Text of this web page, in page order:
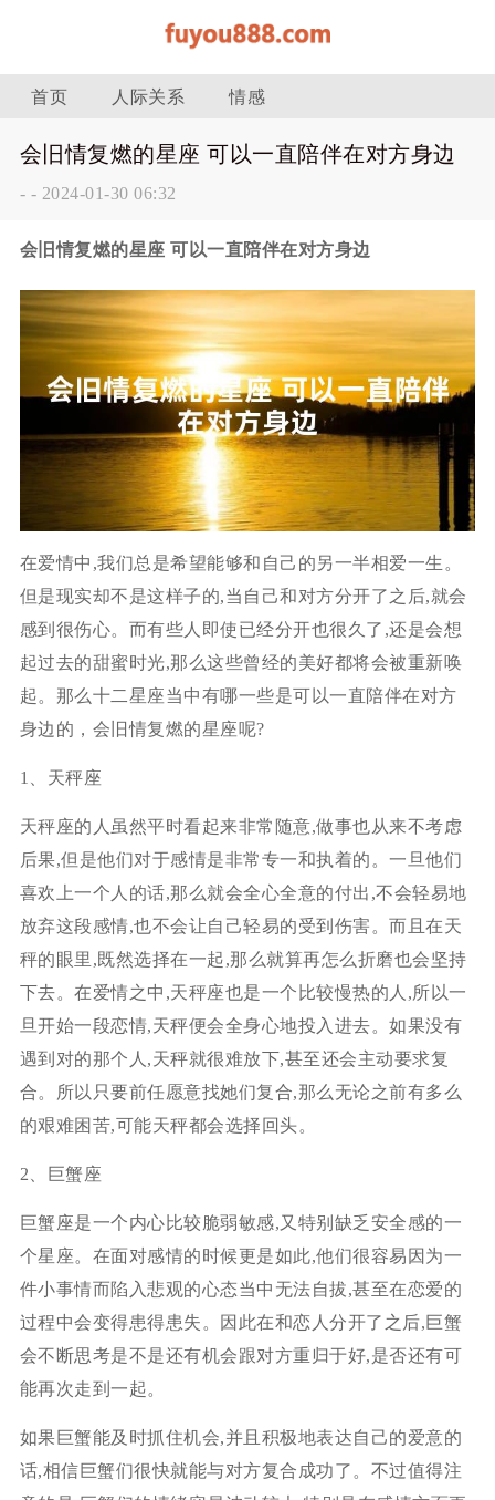
首页 人际关系 情感
会旧情复燃的星座 可以一直陪伴在对方身边
- - 2024-01-30 06:32
会旧情复燃的星座 可以一直陪伴在对方身边
在爱情中,我们总是希望能够和自己的另一半相爱一生。
但是现实却不是这样子的,当自己和对方分开了之后,就会
感到很伤心。而有些人即使已经分开也很久了,还是会想
起过去的甜蜜时光,那么这些曾经的美好都将会被重新唤
起。那么十二星座当中有哪一些是可以一直陪伴在对方
身边的，会旧情复燃的星座呢?
1、天秤座
天秤座的人虽然平时看起来非常随意,做事也从来不考虑
后果,但是他们对于感情是非常专一和执着的。一旦他们
喜欢上一个人的话,那么就会全心全意的付出,不会轻易地
放弃这段感情,也不会让自己轻易的受到伤害。而且在天
秤的眼里,既然选择在一起,那么就算再怎么折磨也会坚持
下去。在爱情之中,天秤座也是一个比较慢热的人,所以一
旦开始一段恋情,天秤便会全身心地投入进去。如果没有
遇到对的那个人,天秤就很难放下,甚至还会主动要求复
合。所以只要前任愿意找她们复合,那么无论之前有多么
的艰难困苦,可能天秤都会选择回头。
2、巨蟹座
巨蟹座是一个内心比较脆弱敏感,又特别缺乏安全感的一
个星座。在面对感情的时候更是如此,他们很容易因为一
件小事情而陷入悲观的心态当中无法自拔,甚至在恋爱的
过程中会变得患得患失。因此在和恋人分开了之后,巨蟹
会不断思考是不是还有机会跟对方重归于好,是否还有可
能再次走到一起。
如果巨蟹能及时抓住机会,并且积极地表达自己的爱意的
话,相信巨蟹们很快就能与对方复合成功了。不过值得注